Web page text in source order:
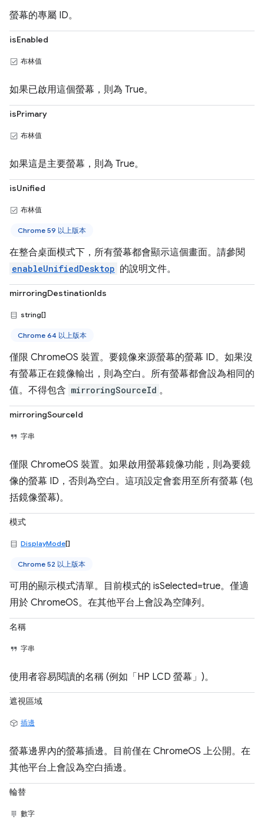
螢幕的專屬 ID。
isEnabled
布林值
如果已啟用這個螢幕，則為 True。
isPrimary
布林值
如果這是主要螢幕，則為 True。
isUnified
布林值
Chrome 59 以上版本
在整合桌面模式下，所有螢幕都會顯示這個畫面。請參閱
enableUnifiedDesktop 的說明文件。
mirroringDestinationIds
string[]
Chrome 64 以上版本
僅限 ChromeOS 裝置。要鏡像來源螢幕的螢幕 ID。如果沒
有螢幕正在鏡像輸出，則為空白。所有螢幕都會設為相同的
值。不得包含 mirroringSourceId 。
mirroringSourceId
字串
僅限 ChromeOS 裝置。如果啟用螢幕鏡像功能，則為要鏡
像的螢幕 ID，否則為空白。這項設定會套用至所有螢幕 (包
括鏡像螢幕)。
模式
DisplayMode[]
Chrome 52 以上版本
可用的顯示模式清單。目前模式的 isSelected=true。僅適
用於 ChromeOS。在其他平台上會設為空陣列。
名稱
字串
使用者容易閱讀的名稱 (例如「HP LCD 螢幕」)。
遮視區域
插邊
螢幕邊界內的螢幕插邊。目前僅在 ChromeOS 上公開。在
其他平台上會設為空白插邊。
輪替
數字